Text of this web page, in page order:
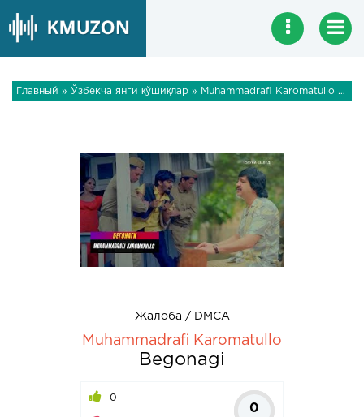
Главный » Ўзбекча янги қўшиқлар » Muhammadrafi Karomatullo - Begonagi
Жалоба / DMCA
Muhammadrafi Karomatullo
Begonagi
0
0